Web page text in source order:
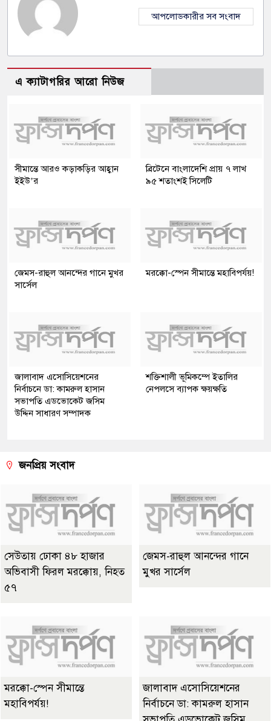
আপলোডকারীর সব সংবাদ
এ ক্যাটাগরির আরো নিউজ
সীমান্তে আরও কড়াকড়ির আহ্বান
ইইউ’র
ব্রিটেনে বাংলাদেশি প্রায় ৭ লাখ
৯৫ শতাংশই সিলেটি
জেমস-রাহুল আনন্দের গানে মুখর
সার্সেল
মরক্কো-স্পেন সীমান্তে মহাবিপর্যয়!
জালাবাদ এসোসিয়েশনের
নির্বাচনে ডা: কামরুল হাসান
সভাপতি এডভোকেট জসিম
উদ্দিন সাধারণ সম্পাদক
শক্তিশালী ভূমিকম্পে ইতালির
নেপলসে ব্যাপক ক্ষয়ক্ষতি
জনপ্রিয় সংবাদ
সেউতায় ঢোকা ৪৮ হাজার
অভিবাসী ফিরল মরক্কোয়, নিহত
৫৭
জেমস-রাহুল আনন্দের গানে
মুখর সার্সেল
মরক্কো-স্পেন সীমান্তে
মহাবিপর্যয়!
জালাবাদ এসোসিয়েশনের
নির্বাচনে ডা: কামরুল হাসান